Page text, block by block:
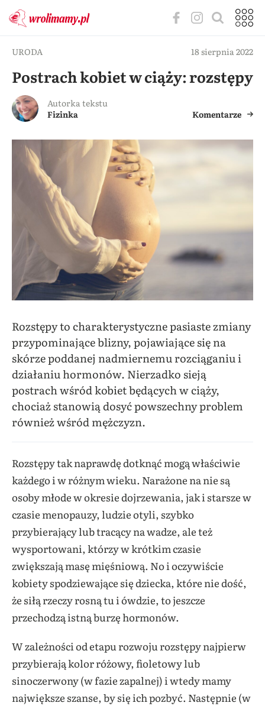
URODA 18 sierpnia 2022
Postrach kobiet w ciąży: rozstępy
Autorka tekstu
Fizinka
Komentarze
Rozstępy to charakterystyczne pasiaste zmiany
przypominające blizny, pojawiające się na
skórze poddanej nadmiernemu rozciąganiu i
działaniu hormonów. Nierzadko sieją
postrach wśród kobiet będących w ciąży,
chociaż stanowią dosyć powszechny problem
również wśród mężczyzn.
Rozstępy tak naprawdę dotknąć mogą właściwie
każdego i w różnym wieku. Narażone na nie są
osoby młode w okresie dojrzewania, jak i starsze w
czasie menopauzy, ludzie otyli, szybko
przybierający lub tracący na wadze, ale też
wysportowani, którzy w krótkim czasie
zwiększają masę mięśniową. No i oczywiście
kobiety spodziewające się dziecka, które nie dość,
że siłą rzeczy rosną tu i ówdzie, to jeszcze
przechodzą istną burzę hormonów.
W zależności od etapu rozwoju rozstępy najpierw
przybierają kolor różowy, fioletowy lub
sinoczerwony (w fazie zapalnej) i wtedy mamy
największe szanse, by się ich pozbyć. Następnie (w